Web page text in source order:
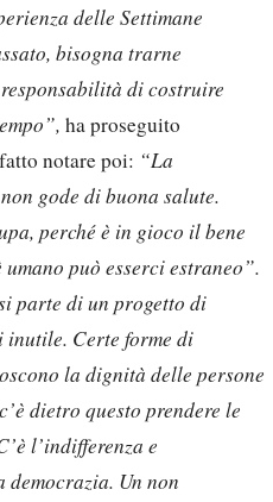
delle Settimane
bisogna trarne
di costruire
ha proseguito
notare poi: “La
gode di buona salute.
perché è in gioco il bene
può esserci estraneo”.
parte di un progetto di
inutile. Certe forme di
la dignità delle persone
dietro questo prendere le
l’indifferenza e
democrazia. Un non